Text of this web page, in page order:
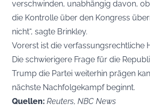
verschwinden, unabhängig davon,
die Kontrolle über den Kongress
nicht“, sagte Brinkley.
Vorerst ist die verfassungsrechtliche
Die schwierigere Frage für die
Trump die Partei weiterhin prägen
nächste Nachfolgekampf beginnt.
Quellen: Reuters, NBC News